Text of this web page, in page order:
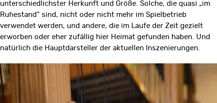
unterschiedlichster Herkunft und Größe. Solche, die quasi „im
Ruhestand“ sind, nicht oder nicht mehr im Spielbetrieb
verwendet werden, und andere, die im Laufe der Zeit gezielt
erworben oder eher zufällig hier Heimat gefunden haben. Und
natürlich die Hauptdarsteller der aktuellen Inszenierungen.